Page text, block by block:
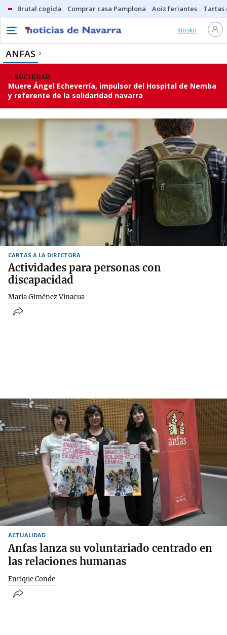
Brutal cogida Comprar casa Pamplona Aoiz feriantes Tartas
Kiosko
ANFAS
SOCIEDAD
Muere Ángel Echeverría, impulsor del Hospital de Nemba
y referente de la solidaridad navarra
CARTAS A LA DIRECTORA
Actividades para personas con
discapacidad
María Giménez Vinacua
ACTUALIDAD
Anfas lanza su voluntariado centrado en
las relaciones humanas
Enrique Conde